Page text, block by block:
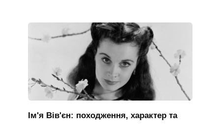
Ім'я Вів'єн: походження, характер та